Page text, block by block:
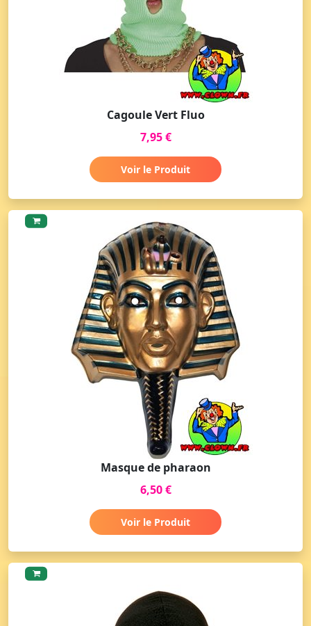
Cagoule Vert Fluo
7,95 €
Voir le Produit
Masque de pharaon
6,50 €
Voir le Produit